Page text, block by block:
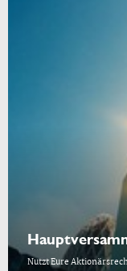
Nutzt Eure